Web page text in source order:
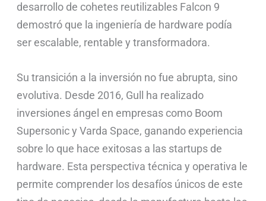
desarrollo de cohetes reutilizables Falcon 9
demostró que la ingeniería de hardware podía
ser escalable, rentable y transformadora.
Su transición a la inversión no fue abrupta, sino
evolutiva. Desde 2016, Gull ha realizado
inversiones ángel en empresas como Boom
Supersonic y Varda Space, ganando experiencia
sobre lo que hace exitosas a las startups de
hardware. Esta perspectiva técnica y operativa le
permite comprender los desafíos únicos de este